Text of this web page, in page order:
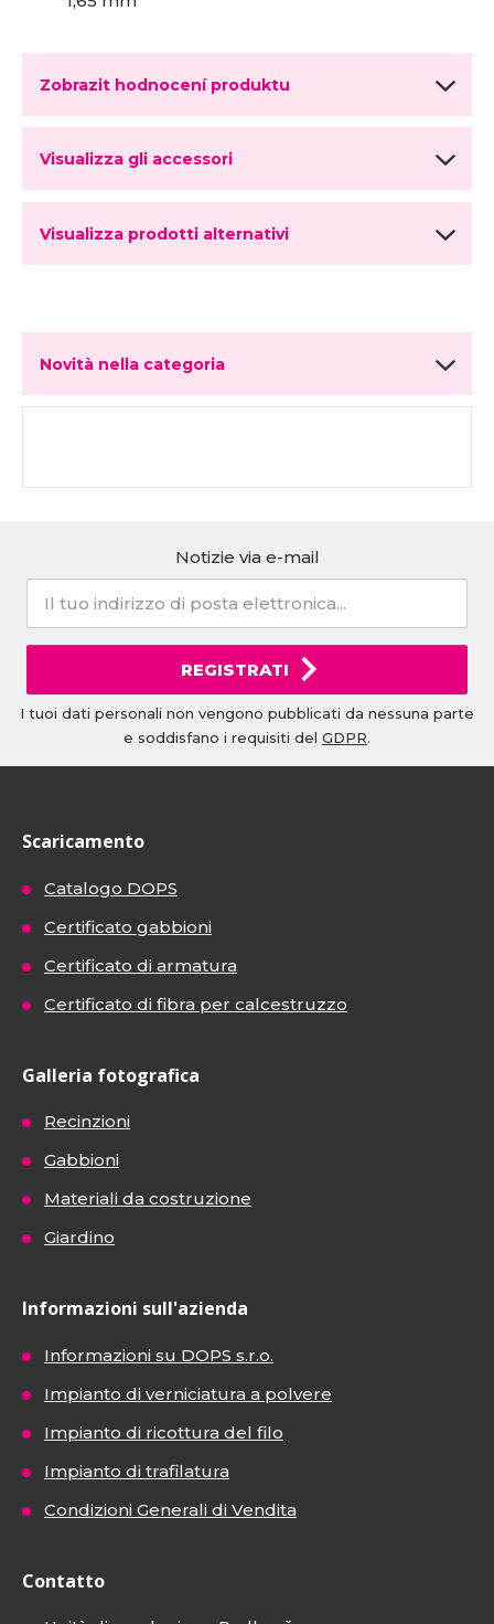
Zobrazit hodnocení produktu
Visualizza gli accessori
Visualizza prodotti alternativi
Novità nella categoria
Notizie via e-mail
REGISTRATI
I tuoi dati personali non vengono pubblicati da nessuna parte
e soddisfano i requisiti del GDPR.
Scaricamento
Catalogo DOPS
Certificato gabbioni
Certificato di armatura
Certificato di fibra per calcestruzzo
Galleria fotografica
Recinzioni
Gabbioni
Materiali da costruzione
Giardino
Informazioni sull'azienda
Informazioni su DOPS s.r.o.
Impianto di verniciatura a polvere
Impianto di ricottura del filo
Impianto di trafilatura
Condizioni Generali di Vendita
Contatto